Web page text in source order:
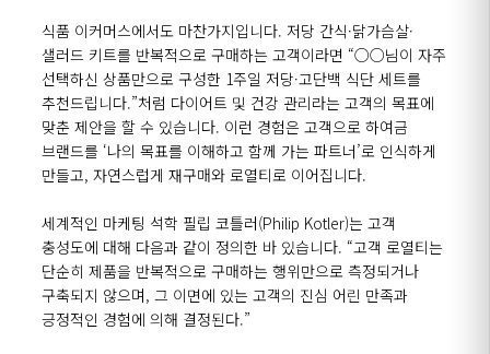
식품 이커머스에서도 마찬가지입니다. 저당 간식·닭가슴살·
샐러드 키트를 반복적으로 구매하는 고객이라면 “○○님이 자주
선택하신 상품만으로 구성한 1주일 저당·고단백 식단 세트를
추천드립니다.”처럼 다이어트 및 건강 관리라는 고객의 목표에
맞춘 제안을 할 수 있습니다. 이런 경험은 고객으로 하여금
브랜드를 ‘나의 목표를 이해하고 함께 가는 파트너’로 인식하게
만들고, 자연스럽게 재구매와 로열티로 이어집니다.
세계적인 마케팅 석학 필립 코틀러(Philip Kotler)는 고객
충성도에 대해 다음과 같이 정의한 바 있습니다. “고객 로열티는
단순히 제품을 반복적으로 구매하는 행위만으로 측정되거나
구축되지 않으며, 그 이면에 있는 고객의 진심 어린 만족과
긍정적인 경험에 의해 결정된다.”